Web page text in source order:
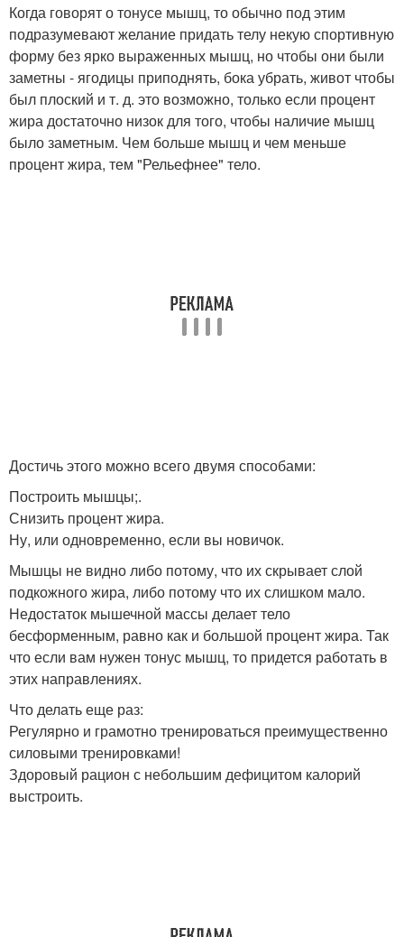
Когда говорят о тонусе мышц, то обычно под этим
подразумевают желание придать телу некую спортивную
форму без ярко выраженных мышц, но чтобы они были
заметны - ягодицы приподнять, бока убрать, живот чтобы
был плоский и т. д. это возможно, только если процент
жира достаточно низок для того, чтобы наличие мышц
было заметным. Чем больше мышц и чем меньше
процент жира, тем "Рельефнее" тело.
Достичь этого можно всего двумя способами:
Построить мышцы;.
Снизить процент жира.
Ну, или одновременно, если вы новичок.
Мышцы не видно либо потому, что их скрывает слой
подкожного жира, либо потому что их слишком мало.
Недостаток мышечной массы делает тело
бесформенным, равно как и большой процент жира. Так
что если вам нужен тонус мышц, то придется работать в
этих направлениях.
Что делать еще раз:
Регулярно и грамотно тренироваться преимущественно
силовыми тренировками!
Здоровый рацион с небольшим дефицитом калорий
выстроить.